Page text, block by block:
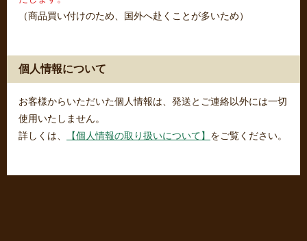
（商品買い付けのため、国外へ赴くことが多いため）
個人情報について
お客様からいただいた個人情報は、発送とご連絡以外には一切
使用いたしません。
詳しくは、
【個人情報の取り扱いについて】 をご覧ください。